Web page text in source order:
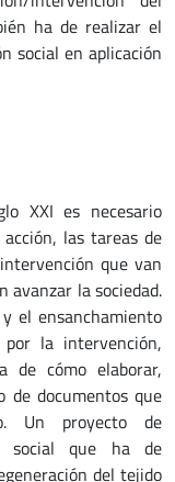
ha de realizar el
social en aplicación
XXI es necesario
las tareas de
que van
avanzar la sociedad.
el ensanchamiento
la intervención,
de cómo elaborar,
de documentos que
Un proyecto de
social que ha de
del tejido